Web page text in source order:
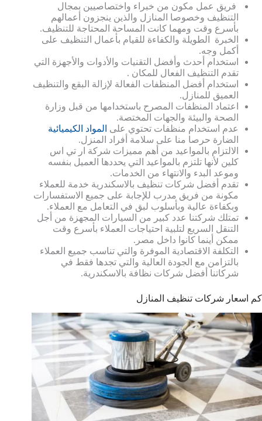
فريق عمل مكون من خبراء واختصاصيين بمجال
التنظيف وخصوصا المنازل والذين ينجزون أعمالهم
بأسرع وقت ومهما كانت المساحة المحتاجة للتنظيف.
الخبرة الطويلة والكفاءة للقيام بأعمال التنظيف على
أكمل وجه.
استخدام أحدث وأفضل التقنيات والأدوات والأجهزة التي
تقدم التنظيف الفعال للمكان .
استخدام أفضل المنظفات الفعالة لإزالة البقع والتنظيف
العميق للمنازل.
اعتماد المنظفات المصرح باستخدامها من قبل وزارة
الصحة والبيئة والجهات المختصة.
عدم استخدام منظفات تحتوي على المواد الكيميائية
الضارة حرصا منا على سلامة أفراد المنزل.
الالتزام بالمواعيد من أهم مميزات شركة ار تي اس
كلين لأنها تلتزم بالمواعيد التي يحددها العميل بنفسه
وموعد البدء والانتهاء من الخدمات.
تقدم أفضل شركات تنظيف بالاسكندرية خدمة للعملاء
مكونة من فريق مدرب للإجابة على جميع الاستفسارات
وبكفاءة عالية وبأسلوب لبق في التعامل مع العملاء.
تمتلك شركتنا عدد كبير من السيارات المجهزة من أجل
التنقل السريع لتلبية احتياجات العملاء بأسرع وقت
ممكن أينما كانوا داخل مصر.
التكلفة الاقتصادية الموفرة والتي تناسب جميع العملاء
بالتزامن مع الجودة العالية والتي تجدها فقط في
شركاتنا أفضل شركات نظافة بالاسكندرية.
كم اسعار شركات تنظيف المنازل